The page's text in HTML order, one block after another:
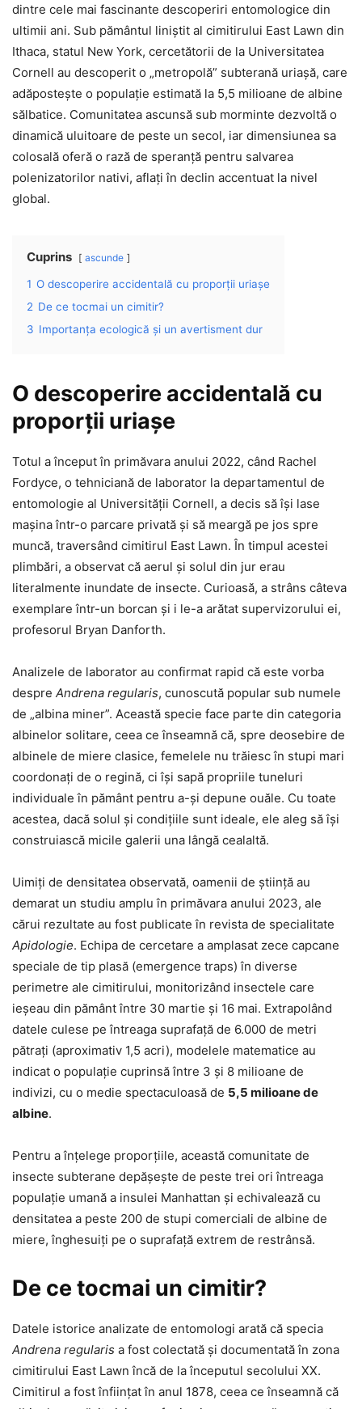
dintre cele mai fascinante descoperiri entomologice din
ultimii ani. Sub pământul liniștit al cimitirului East Lawn din
Ithaca, statul New York, cercetătorii de la Universitatea
Cornell au descoperit o „metropolă” subterană uriașă, care
adăpostește o populație estimată la 5,5 milioane de albine
sălbatice. Comunitatea ascunsă sub morminte dezvoltă o
dinamică uluitoare de peste un secol, iar dimensiunea sa
colosală oferă o rază de speranță pentru salvarea
polenizatorilor nativi, aflați în declin accentuat la nivel
global.
Cuprins ascunde
1 O descoperire accidentală cu proporții uriașe
2 De ce tocmai un cimitir?
3 Importanța ecologică și un avertisment dur
O descoperire accidentală cu
proporții uriașe
Totul a început în primăvara anului 2022, când Rachel
Fordyce, o tehniciană de laborator la departamentul de
entomologie al Universității Cornell, a decis să își lase
mașina într-o parcare privată și să meargă pe jos spre
muncă, traversând cimitirul East Lawn. În timpul acestei
plimbări, a observat că aerul și solul din jur erau
literalmente inundate de insecte. Curioasă, a strâns câteva
exemplare într-un borcan și i le-a arătat supervizorului ei,
profesorul Bryan Danforth.
Analizele de laborator au confirmat rapid că este vorba
despre Andrena regularis, cunoscută popular sub numele
de „albina miner”. Această specie face parte din categoria
albinelor solitare, ceea ce înseamnă că, spre deosebire de
albinele de miere clasice, femelele nu trăiesc în stupi mari
coordonați de o regină, ci își sapă propriile tuneluri
individuale în pământ pentru a-și depune ouăle. Cu toate
acestea, dacă solul și condițiile sunt ideale, ele aleg să își
construiască micile galerii una lângă cealaltă.
Uimiți de densitatea observată, oamenii de știință au
demarat un studiu amplu în primăvara anului 2023, ale
cărui rezultate au fost publicate în revista de specialitate
Apidologie. Echipa de cercetare a amplasat zece capcane
speciale de tip plasă (emergence traps) în diverse
perimetre ale cimitirului, monitorizând insectele care
ieșeau din pământ între 30 martie și 16 mai. Extrapolând
datele culese pe întreaga suprafață de 6.000 de metri
pătrați (aproximativ 1,5 acri), modelele matematice au
indicat o populație cuprinsă între 3 și 8 milioane de
indivizi, cu o medie spectaculoasă de 5,5 milioane de
albine.
Pentru a înțelege proporțiile, această comunitate de
insecte subterane depășește de peste trei ori întreaga
populație umană a insulei Manhattan și echivalează cu
densitatea a peste 200 de stupi comerciali de albine de
miere, înghesuiți pe o suprafață extrem de restrânsă.
De ce tocmai un cimitir?
Datele istorice analizate de entomologi arată că specia
Andrena regularis a fost colectată și documentată în zona
cimitirului East Lawn încă de la începutul secolului XX.
Cimitirul a fost înființat în anul 1878, ceea ce înseamnă că